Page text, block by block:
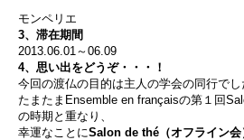
モンペリエ
3、滞在期間
2013.06.01～06.09
4、思い出をどうぞ・・・！
今回の渡仏の目的は主人の学会の同行でし
たまたまEnsemble en françaisの第１回
の時期と重なり、
幸運なことにSalon de thé（オフライン会